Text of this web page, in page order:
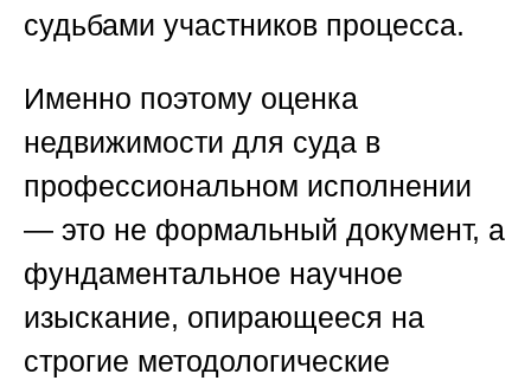
судьбами участников процесса.
Именно поэтому оценка
недвижимости для суда в
профессиональном исполнении
— это не формальный документ, а
фундаментальное научное
изыскание, опирающееся на
строгие методологические